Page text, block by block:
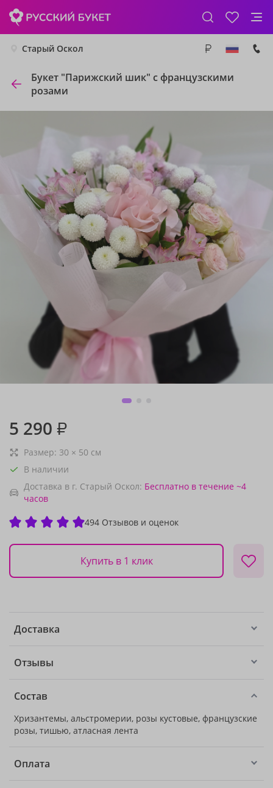
Старый Оскол
Букет "Парижский шик" с французскими
розами
5 290 ₽
Размер: 30 × 50 см
В наличии
Доставка в г. Старый Оскол: Бесплатно в течение ~4
часов
494 Отзывов и оценок
Купить в 1 клик
Доставка
Отзывы
Состав
Хризантемы, альстромерии, розы кустовые, французские
розы, тишью, атласная лента
Оплата